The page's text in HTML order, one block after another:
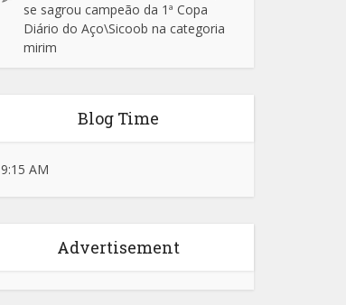
se sagrou campeão da 1ª Copa
Diário do Aço\Sicoob na categoria
mirim
Blog Time
9:15 AM
Advertisement